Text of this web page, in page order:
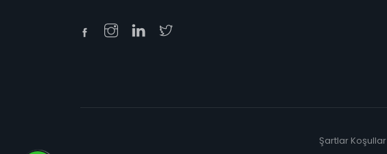
Şartlar Koşullar